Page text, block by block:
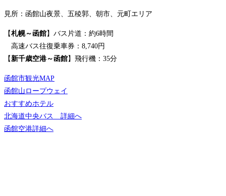
見所：函館山夜景、五稜郭、朝市、元町エリア
【札幌～函館】バス片道：約6時間
高速バス往復乗車券：8,740円
【新千歳空港～函館】飛行機：35分
函館市観光MAP
函館山ロープウェイ
おすすめホテル
北海道中央バス 詳細へ
函館空港詳細へ